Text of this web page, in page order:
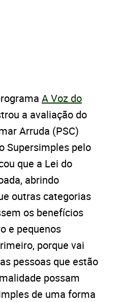
A Voz do
a avaliação do
Arruda (PSC)
Supersimples pelo
que a Lei do
abrindo
outras categorias
os benefícios
e pequenos
porque vai
pessoas que estão
possam
de uma forma